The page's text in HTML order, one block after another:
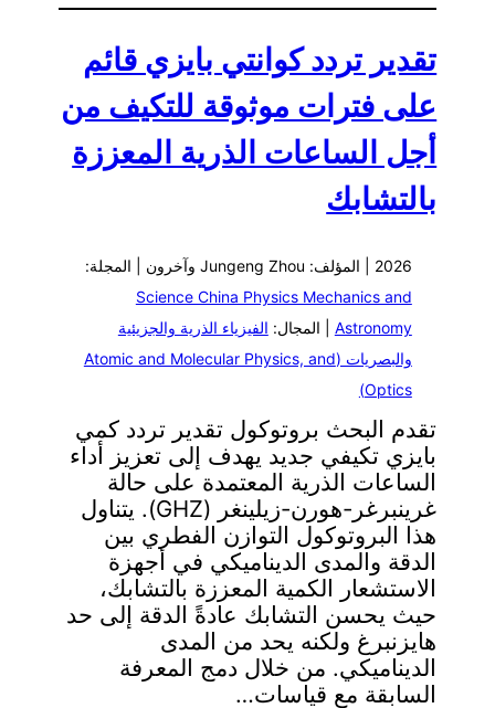
تقدير تردد كوانتي بايزي قائم
على فترات موثوقة للتكيف من
أجل الساعات الذرية المعززة
بالتشابك
2026 | المؤلف: Jungeng Zhou وآخرون | المجلة:
Science China Physics Mechanics and
Astronomy | المجال: الفيزياء الذرية والجزيئية
والبصريات (Atomic and Molecular Physics, and
Optics)
تقدم البحث بروتوكول تقدير تردد كمي
بايزي تكيفي جديد يهدف إلى تعزيز أداء
الساعات الذرية المعتمدة على حالة
غرينبرغر-هورن-زيلينغر (GHZ). يتناول
هذا البروتوكول التوازن الفطري بين
الدقة والمدى الديناميكي في أجهزة
الاستشعار الكمية المعززة بالتشابك،
حيث يحسن التشابك عادةً الدقة إلى حد
هايزنبرغ ولكنه يحد من المدى
الديناميكي. من خلال دمج المعرفة
السابقة مع قياسات…